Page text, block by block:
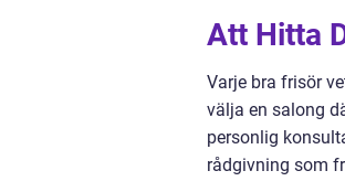
Att Hitta
Varje bra frisör
välja en salong
personlig
rådgivning som